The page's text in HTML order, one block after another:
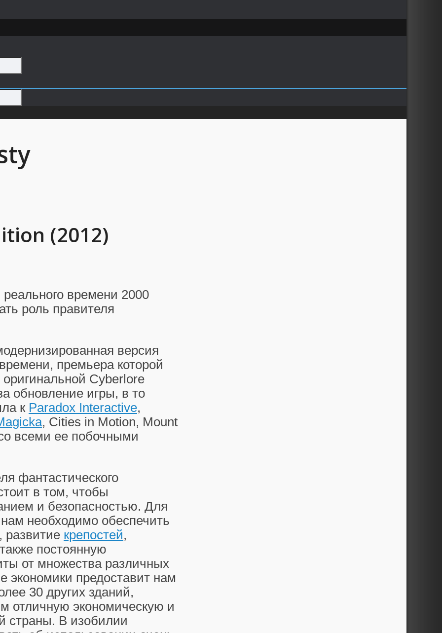
(2012)
времени 2000
роль правителя
версия
премьера которой
оригинальной Cyberlore
обновление игры, в то
к Paradox Interactive,
, Cities in Motion, Mount
всеми ее побочными
фантастического
в том, чтобы
и безопасностью. Для
необходимо обеспечить
развитие крепостей,
постоянную
от множества различных
экономики предоставит нам
30 других зданий,
отличную экономическую и
страны. В изобилии